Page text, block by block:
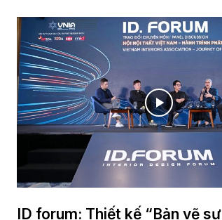
ID forum: Thiết kế “Bản vẽ